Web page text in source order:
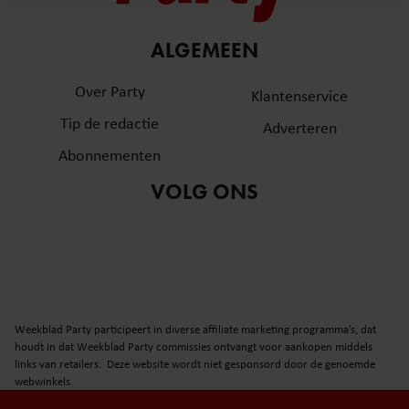
informatie over uw gebruik van onze site met onze
partners voor social media, adverteren en analyse. Deze
informatie die u aan ze heeft verstrekt of die ze hebben
gaat akkoord met onze cookies als u onze website blijft
gebruiken.
ALGEMEEN
Over Party
Tip de redactie
Abonnementen
Klantenservice
Adverteren
VOLG ONS
Weekblad Party participeert in diverse affiliate marketing programma’s, dat
houdt in dat Weekblad Party commissies ontvangt voor aankopen middels
links van retailers. Deze website wordt niet gesponsord door de genoemde
webwinkels.